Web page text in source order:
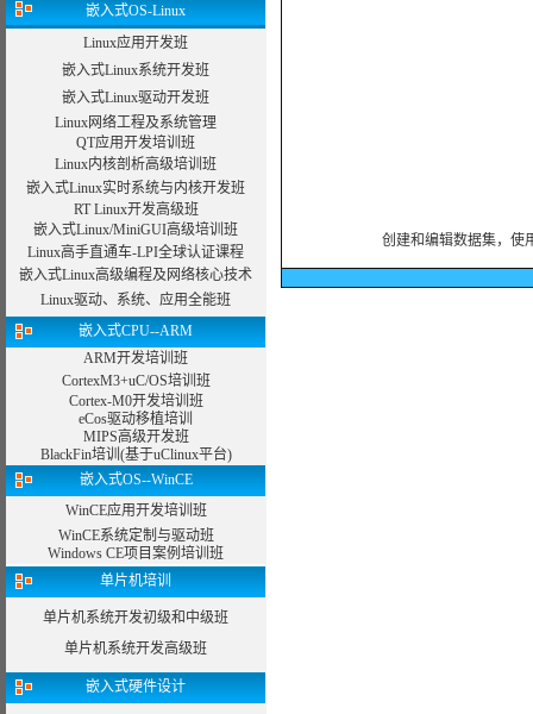
嵌入式OS-Linux
Linux应用开发班
嵌入式Linux系统开发班
嵌入式Linux驱动开发班
Linux网络工程及系统管理
QT应用开发培训班
Linux内核剖析高级培训班
嵌入式Linux实时系统与内核开发班
RT Linux开发高级班
嵌入式Linux/MiniGUI高级培训班
Linux高手直通车-LPI全球认证课程
嵌入式Linux高级编程及网络核心技术
Linux驱动、系统、应用全能班
嵌入式CPU--ARM
ARM开发培训班
CortexM3+uC/OS培训班
Cortex-M0开发培训班
eCos驱动移植培训
MIPS高级开发班
BlackFin培训(基于uClinux平台)
嵌入式OS--WinCE
WinCE应用开发培训班
WinCE系统定制与驱动班
Windows CE项目案例培训班
单片机培训
单片机系统开发初级和中级班
单片机系统开发高级班
嵌入式硬件设计
创建和编辑数据集，使